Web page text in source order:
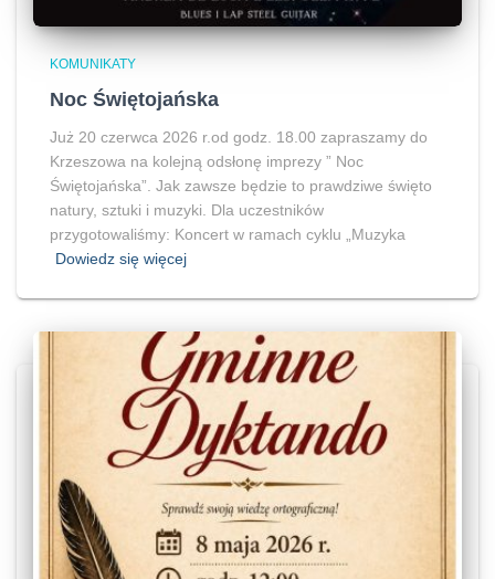
KOMUNIKATY
Noc Świętojańska
Już 20 czerwca 2026 r.od godz. 18.00 zapraszamy do
Krzeszowa na kolejną odsłonę imprezy ” Noc
Świętojańska”. Jak zawsze będzie to prawdziwe święto
natury, sztuki i muzyki. Dla uczestników
przygotowaliśmy: Koncert w ramach cyklu „Muzyka
Dowiedz się więcej